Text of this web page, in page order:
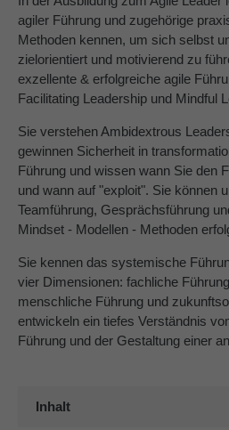
About us
Lorem ipsum dolor sit amet,
adipiscing elit.
Cum sociis natoque penatibus
montes, nascetur ridiculus mus.
ultricies nec.
agiler Führung und zugehörige
Methoden kennen, um sich selbst
zielorientiert und motivierend zu
exzellente & erfolgreiche agile
Facilitating Leadership und Mindful
Sie verstehen Ambidextrous
gewinnen Sicherheit in
Führung und wissen wann Sie den
und wann auf "exploit". Sie können
Teamführung, Gesprächsführung
Mindset - Modellen - Methoden
Sie kennen das systemische
vier Dimensionen: fachliche
menschliche Führung und
entwickeln ein tiefes Verständnis
Führung und der Gestaltung einer
Inhalt